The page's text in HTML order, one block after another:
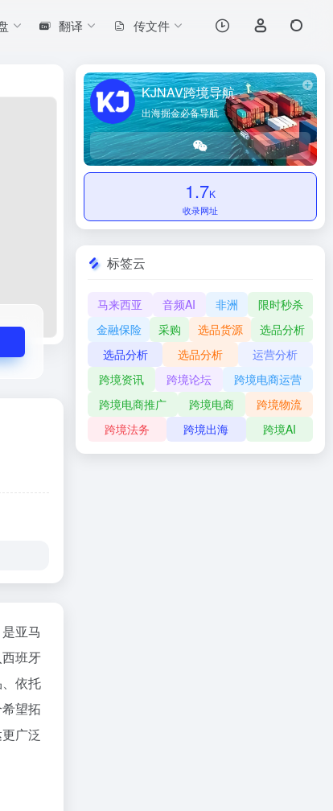
翻译 传文件
亚马
班牙
依托
望拓
广泛
KJNAV跨境导航
出海掘金必备导航
1.7K
收录网址
标签云
马来西亚 音频AI 非洲
限时秒杀
金融保险
采购 选品货源
选品分析
选品分析
选品分析
运营分析
跨境资讯
跨境论坛
跨境电商运营
跨境电商推广
跨境电商
跨境物流
跨境法务
跨境出海 跨境AI